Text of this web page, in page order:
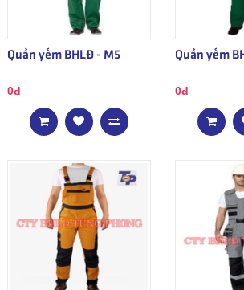
Quần yếm BHLĐ - M5
0đ
Quần yếm
0đ